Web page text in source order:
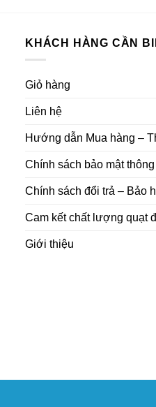
KHÁCH HÀNG CẦN
Giỏ hàng
Liên hệ
Hướng dẫn Mua hàng –
Chính sách bảo mật thông
Chính sách đổi trả – Bảo
Cam kết chất lượng quạt
Giới thiệu